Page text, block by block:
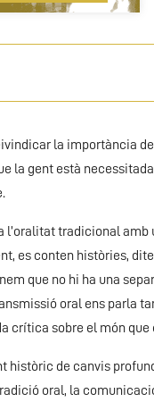
la importància
la gent està
l’oralitat tradicional
es conten històries,
que no hi ha una
oral ens parla
crítica sobre el món que
històric de canvis
oral, la